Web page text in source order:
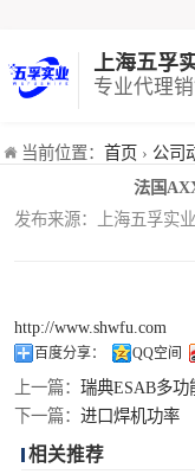
上海五孚
专业代理
当前位置： 首页 › 公司
法国
发布来源：上海五孚
http://www.shwfu.com
百度分享： QQ空间
上一篇： 瑞典ESAB多功
下一篇： 进口焊机功率
相关推荐
焊机
切割机
小池划线嘴
气体混合配比器
海宝Hypertherm